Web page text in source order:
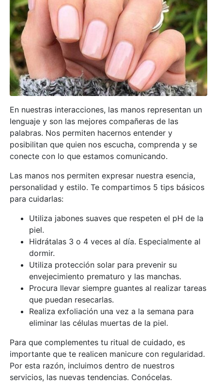
En nuestras interacciones, las manos representan un
lenguaje y son las mejores compañeras de las
palabras. Nos permiten hacernos entender y
posibilitan que quien nos escucha, comprenda y se
conecte con lo que estamos comunicando.
Las manos nos permiten expresar nuestra esencia,
personalidad y estilo. Te compartimos 5 tips básicos
para cuidarlas:
Utiliza jabones suaves que respeten el pH de la
piel.
Hidrátalas 3 o 4 veces al día. Especialmente al
dormir.
Utiliza protección solar para prevenir su
envejecimiento prematuro y las manchas.
Procura llevar siempre guantes al realizar tareas
que puedan resecarlas.
Realiza exfoliación una vez a la semana para
eliminar las células muertas de la piel.
Para que complementes tu ritual de cuidado, es
importante que te realicen manicure con regularidad.
Por esta razón, incluimos dentro de nuestros
servicios, las nuevas tendencias. Conócelas.